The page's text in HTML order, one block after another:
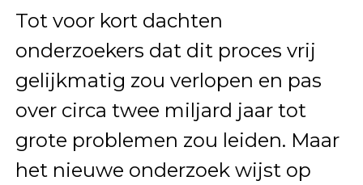
Tot voor kort dachten
onderzoekers dat dit proces vrij
gelijkmatig zou verlopen en pas
over circa twee miljard jaar tot
grote problemen zou leiden. Maar
het nieuwe onderzoek wijst op